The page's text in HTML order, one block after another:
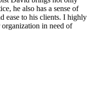
he also has a sense of
ease to his clients. I highly
in need of